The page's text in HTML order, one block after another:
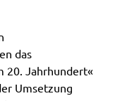
das
20. Jahrhundert«
Umsetzung